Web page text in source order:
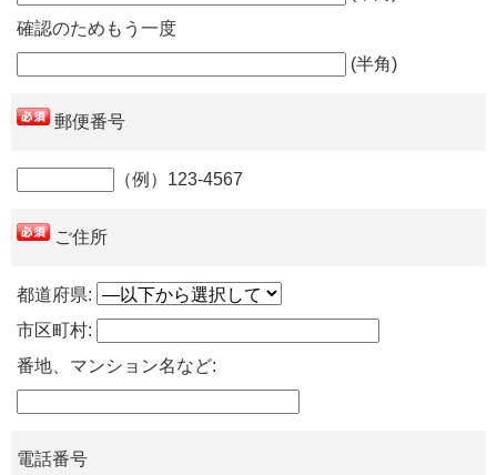
確認のためもう一度
(半角)
郵便番号
（例）123-4567
ご住所
都道府県:
市区町村:
番地、マンション名など:
電話番号